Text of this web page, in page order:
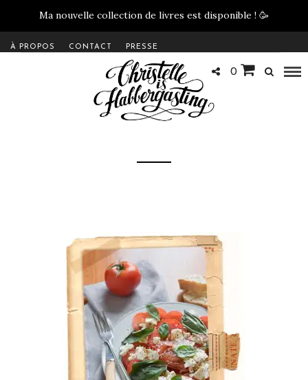
Ma nouvelle collection de livres est disponible ! 🥳
À PROPOS CONTACT PRESSE
0